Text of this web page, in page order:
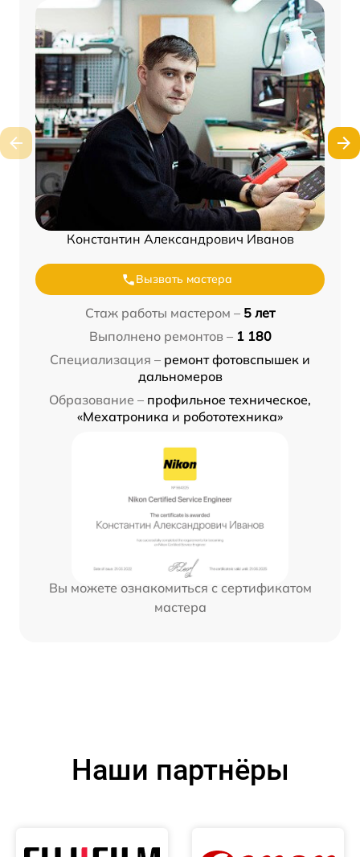
Константин Александрович Иванов
Вызвать мастера
Стаж работы мастером – 5 лет
Выполнено ремонтов – 1 180
Специализация – ремонт фотовспышек и
дальномеров
Образование – профильное техническое,
«Мехатроника и робототехника»
Вы можете ознакомиться с сертификатом
мастера
Наши партнёры